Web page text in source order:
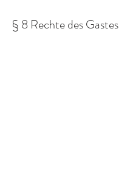
§ 8 Rechte des Gastes